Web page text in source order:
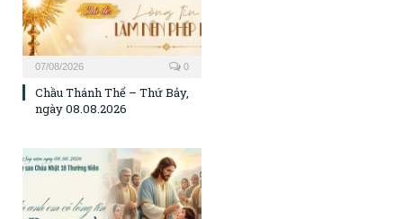
07/08/2026 0
Chầu Thánh Thể – Thứ Bảy,
ngày 08.08.2026